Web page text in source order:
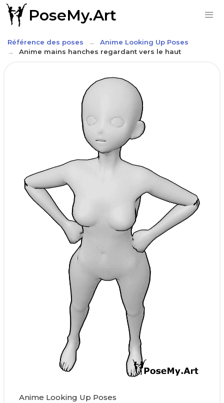
PoseMy.Art
Référence des poses
Anime Looking Up Poses
Anime mains hanches regardant vers le haut
Anime Looking Up Poses